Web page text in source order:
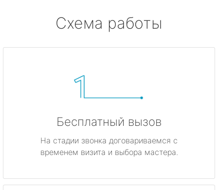
Схема работы
Бесплатный вызов
На стадии звонка договариваемся с
временем визита и выбора мастера.